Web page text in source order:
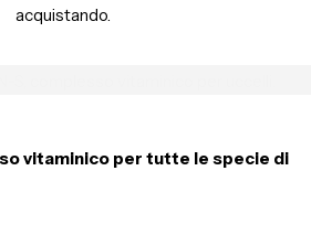
acquistando.
vitaminico per tutte le specie di